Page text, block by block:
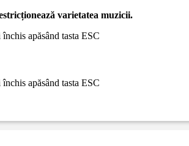
varietatea muzicii.
apăsând tasta ESC
apăsând tasta ESC